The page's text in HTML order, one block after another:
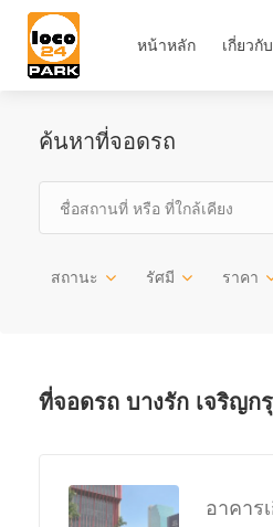
หน้าหลัก เกี่ยวกั
ค้นหาที่จอดรถ
สถานะ รัศมี ราคา
ที่จอดรถ บางรัก เจริญก
อาคาร